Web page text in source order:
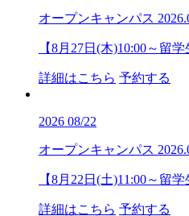
オープンキャンパス
【8月27日(木)10:00～留
詳細はこちら 予約する
2026 08/22
オープンキャンパス
【8月22日(土)11:00～留
詳細はこちら 予約する